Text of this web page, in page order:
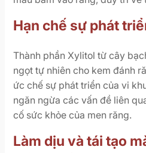
Hạn chế sự phát
Thành phần Xylitol từ cây
ngọt tự nhiên cho kem đánh
ức chế sự phát triển của vi
ngăn ngừa các vấn đề liên
cố sức khỏe của men răng.
Làm dịu và tái tạo